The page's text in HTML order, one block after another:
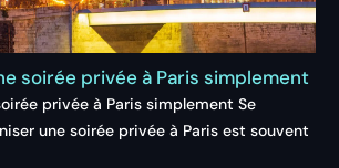
soirée privée à Paris simplement
privée à Paris simplement Se
une soirée privée à Paris est souvent